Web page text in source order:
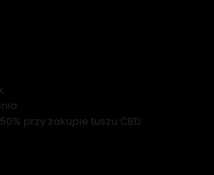
przy zakupie tuszu CBD